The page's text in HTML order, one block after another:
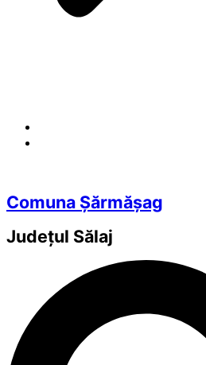
Comuna Șărmășag
Județul Sălaj